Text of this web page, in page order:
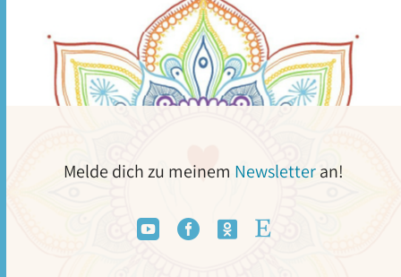
Melde dich zu meinem Newsletteran!
   